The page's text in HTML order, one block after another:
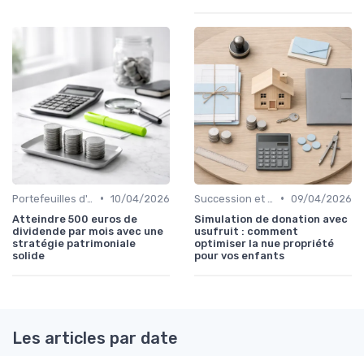
• 10/04/2026
Atteindre 500 euros de
dividende par mois avec une
stratégie patrimoniale
solide
• 09/04/2026
Simulation de donation avec
usufruit : comment
optimiser la nue propriété
pour vos enfants
Les articles par date